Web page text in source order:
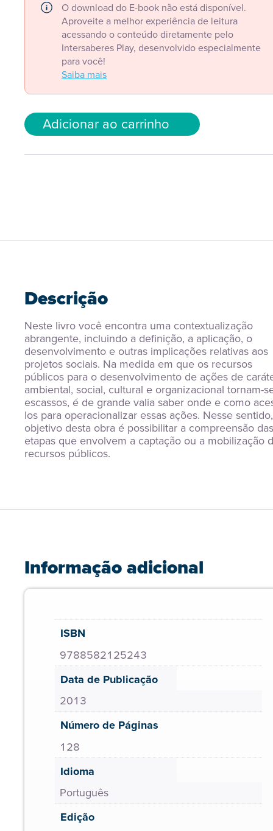
O download do E-book não está disponível.
Aproveite a melhor experiência de leitura
acessando o conteúdo diretamente pelo
Intersaberes Play, desenvolvido especialmente
para você!
Saiba mais
Adicionar ao carrinho
Descrição
Neste livro você encontra uma contextualização
abrangente, incluindo a definição, a aplicação, o
desenvolvimento e outras implicações relativas aos
projetos sociais. Na medida em que os recursos
públicos para o desenvolvimento de ações de
ambiental, social, cultural e organizacional tornam-
escassos, é de grande valia saber onde e como
los para operacionalizar essas ações. Nesse
objetivo desta obra é possibilitar a compreensão das
etapas que envolvem a captação ou a mobilização
recursos públicos.
Informação adicional
ISBN
9788582125243
Data de Publicação
2013
Número de Páginas
128
Idioma
Português
Edição